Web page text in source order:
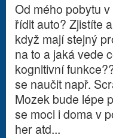
Od mého pobytu
řídit auto? Zjistíte
když mají stejný
na to a jaká vede
kognitivní
se naučit např.
Mozek bude lépe
se moci i doma v
her atd...